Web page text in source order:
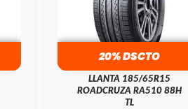
20% DSCTO
LLANTA 185/65R15
ROADCRUZA RA510 88H
TL